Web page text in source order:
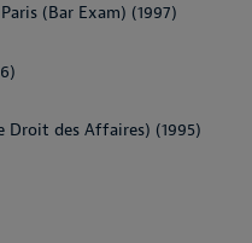
(Bar Exam) (1997)
Droit des Affaires) (1995)